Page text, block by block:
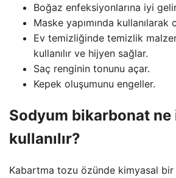
Boğaz enfeksiyonlarına iyi
Maske yapımında kullanılarak
Ev temizliğinde temizlik
kullanılır ve hijyen sağlar.
Saç renginin tonunu açar.
Kepek oluşumunu engeller.
Sodyum bikarbonat ne
kullanılır?
Kabartma tozu özünde kimyasal bir